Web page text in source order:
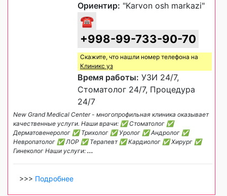
Ориентир: "Karvon osh markazi"
☎
+998-99-733-90-70
Скажите, что нашли номер телефона на
Клиникс уз
Время работы: УЗИ 24/7,
Стоматолог 24/7, Процедура
24/7
New Grand Medical Center - многопрофильная клиника оказывает
качественные услуги. Наши врачи: ✅ Стоматолог ✅
Дерматовенеролог ✅ Трихолог ✅ Уролог ✅ Андролог ✅
Невропатолог ✅ ЛОР ✅ Терапевт ✅ Кардиолог ✅ Хирург ✅
Гинеколог Наши услуги: ...
>>> Подробнее